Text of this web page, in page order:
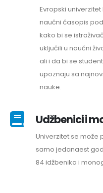
Evropski
naučni časopis
kako bi se
uključili u naučni
ali i da bi se
upoznaju sa
nauke.
Udžbenici i
Univerzitet se može
samo jedanaest
84 idžbenika i